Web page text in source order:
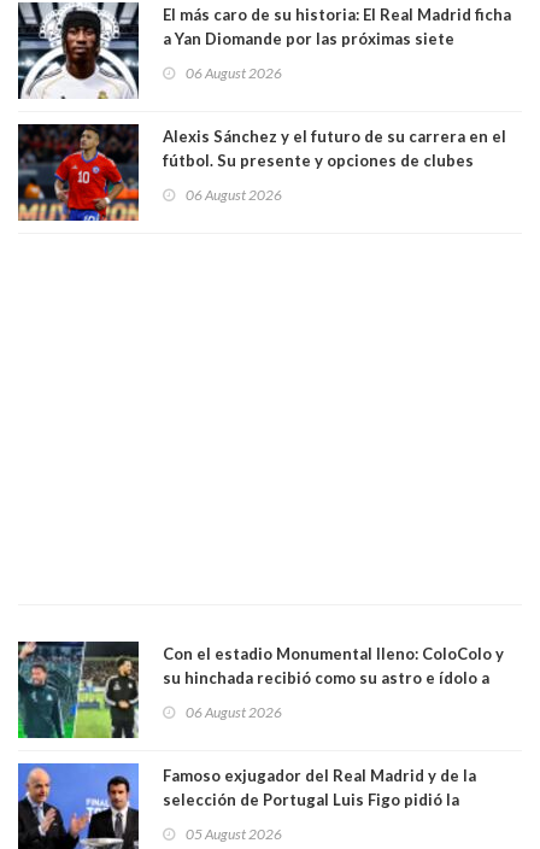
El más caro de su historia: El Real Madrid ficha
a Yan Diomande por las próximas siete
06 August 2026
Alexis Sánchez y el futuro de su carrera en el
fútbol. Su presente y opciones de clubes
06 August 2026
Con el estadio Monumental lleno: ColoColo y
su hinchada recibió como su astro e ídolo a
06 August 2026
Famoso exjugador del Real Madrid y de la
selección de Portugal Luis Figo pidió la
05 August 2026